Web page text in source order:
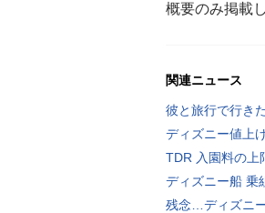
概要のみ掲載
関連ニュース
彼と旅行で行き
ディズニー値上
TDR 入園料の上
ディズニー船 乗
残念…ディズニ